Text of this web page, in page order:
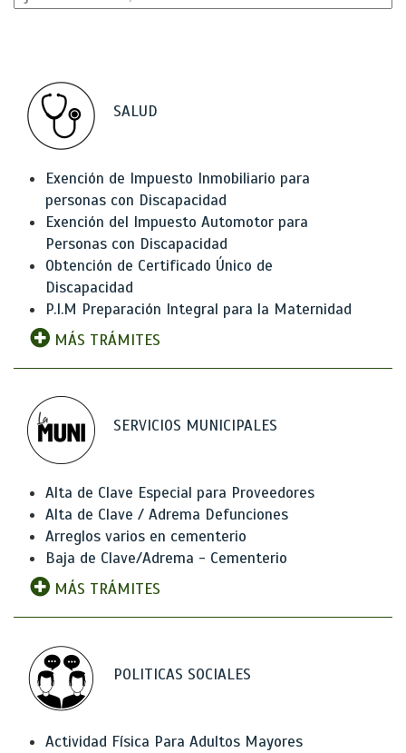
SALUD
Exención de Impuesto Inmobiliario para
personas con Discapacidad
Exención del Impuesto Automotor para
Personas con Discapacidad
Obtención de Certificado Único de
Discapacidad
P.I.M Preparación Integral para la Maternidad
MÁS TRÁMITES
SERVICIOS MUNICIPALES
Alta de Clave Especial para Proveedores
Alta de Clave / Adrema Defunciones
Arreglos varios en cementerio
Baja de Clave/Adrema - Cementerio
MÁS TRÁMITES
POLITICAS SOCIALES
Actividad Física Para Adultos Mayores